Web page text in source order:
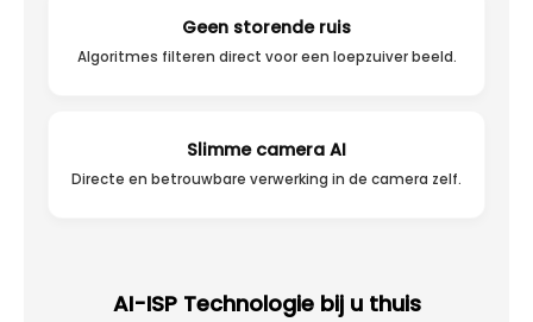
Geen storende ruis
Algoritmes filteren direct voor een loepzuiver beeld.
Slimme camera AI
Directe en betrouwbare verwerking in de camera zelf.
AI-ISP Technologie bij u thuis